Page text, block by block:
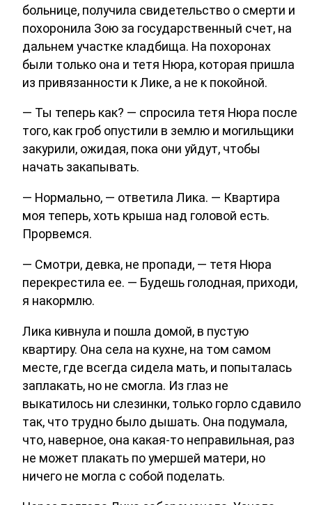
больнице, получила свидетельство о смерти и
похоронила Зою за государственный счет, на
дальнем участке кладбища. На похоронах
были только она и тетя Нюра, которая пришла
из привязанности к Лике, а не к покойной.
— Ты теперь как? — спросила тетя Нюра после
того, как гроб опустили в землю и могильщики
закурили, ожидая, пока они уйдут, чтобы
начать закапывать.
— Нормально, — ответила Лика. — Квартира
моя теперь, хоть крыша над головой есть.
Прорвемся.
— Смотри, девка, не пропади, — тетя Нюра
перекрестила ее. — Будешь голодная, приходи,
я накормлю.
Лика кивнула и пошла домой, в пустую
квартиру. Она села на кухне, на том самом
месте, где всегда сидела мать, и попыталась
заплакать, но не смогла. Из глаз не
выкатилось ни слезинки, только горло сдавило
так, что трудно было дышать. Она подумала,
что, наверное, она какая-то неправильная, раз
не может плакать по умершей матери, но
ничего не могла с собой поделать.